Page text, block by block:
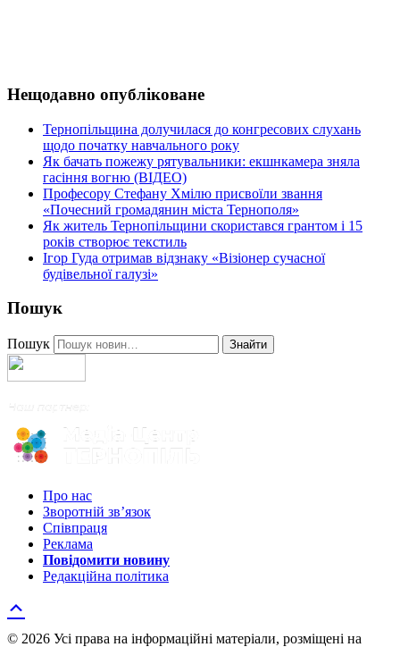
Нещодавно опубліковане
Тернопільщина долучилася до конгресових слухань
щодо початку навчального року
Як бачать пожежу рятувальники: екшнкамера зняла
гасіння вогню (ВІДЕО)
Професору Стефану Хмілю присвоїли звання
«Почесний громадянин міста Тернополя»
Як житель Тернопільщини скористався грантом і 15
років створює текстиль
Ігор Гуда отримав відзнаку «Візіонер сучасної
будівельної галузі»
Пошук
Пошук Знайти
Про нас
Зворотній зв’язок
Співпраця
Реклама
Повідомити новину
Редакційна політика
© 2026 Усі права на інформаційні матеріали, розміщені на